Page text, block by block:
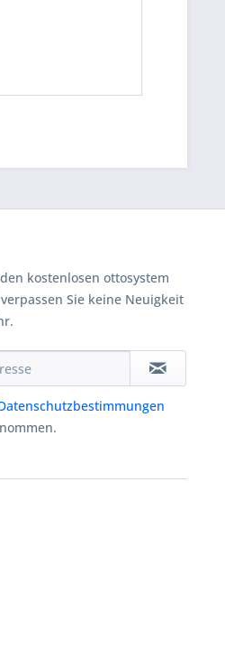
kostenlosen ottosystem
Sie keine Neuigkeit